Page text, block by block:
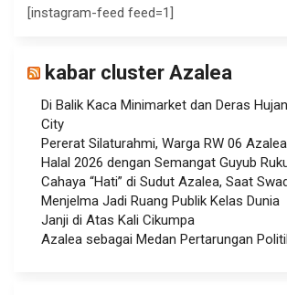
[instagram-feed feed=1]
kabar cluster Azalea
Di Balik Kaca Minimarket dan Deras
City
Pererat Silaturahmi, Warga RW 06
Halal 2026 dengan Semangat Guyub
Cahaya “Hati” di Sudut Azalea, Saat
Menjelma Jadi Ruang Publik Kelas Dunia
Janji di Atas Kali Cikumpa
Azalea sebagai Medan Pertarungan